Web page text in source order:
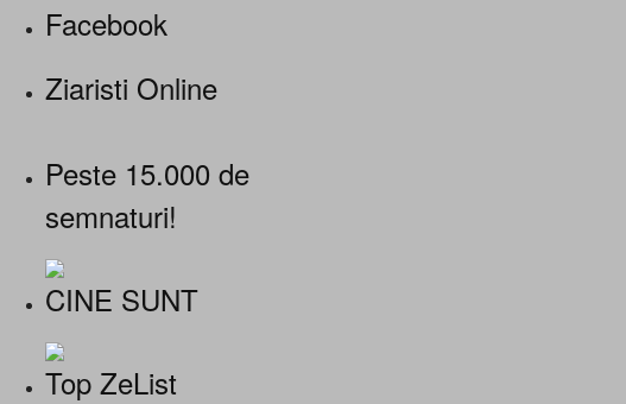
Facebook
Ziaristi Online
Peste 15.000 de
semnaturi!
CINE SUNT
Top ZeList